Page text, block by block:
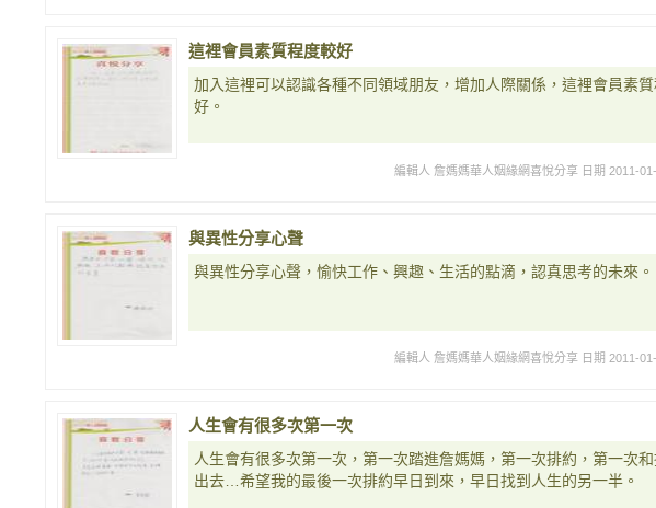
這裡會員素質程度較好
加入這裡可以認識各種不同領域朋友，增加人際關係，這裡會員素
好。
編輯人 詹媽媽華人姻緣網喜悅分享 日期 2011-
與異性分享心聲
與異性分享心聲，愉快工作、興趣、生活的點滴，認真思考的未來。
編輯人 詹媽媽華人姻緣網喜悅分享 日期 2011-
人生會有很多次第一次
人生會有很多次第一次，第一次踏進詹媽媽，第一次排約，第一次
出去…希望我的最後一次排約早日到來，早日找到人生的另一半。